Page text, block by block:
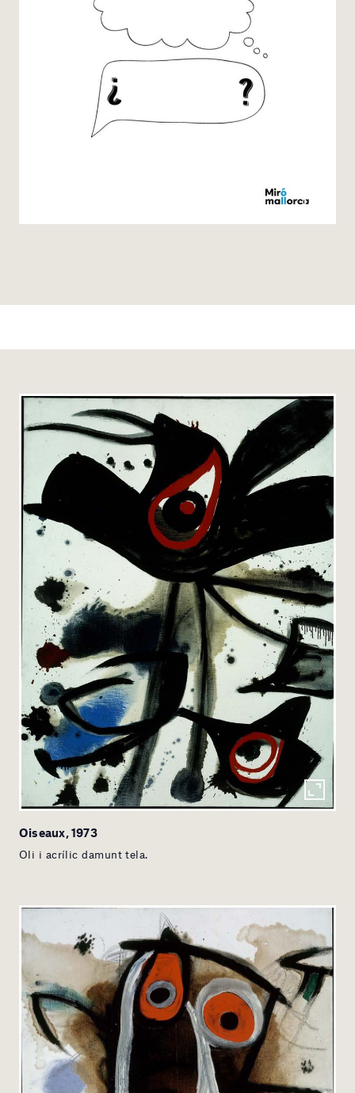
Oiseaux, 1973
Oli i acrílic damunt tela.